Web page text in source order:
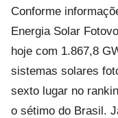
Conforme
Energia Solar
hoje com 1.867,8
sistemas solares
sexto lugar no
o sétimo do Brasil.